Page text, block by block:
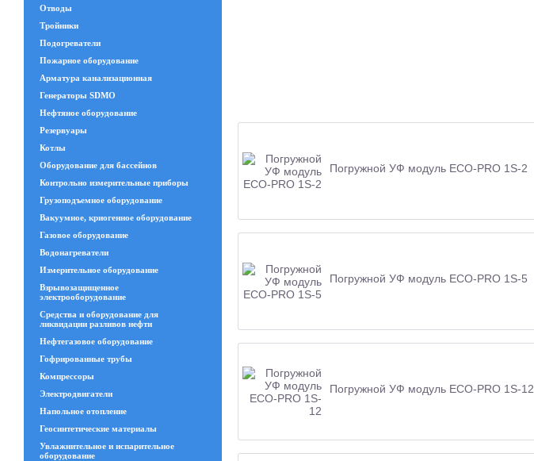
Отводы
Тройники
Подогреватели
Пожарное оборудование
Арматура канализационная
Генераторы SDMO
Нефтяное оборудование
Резервуары
Котлы
Оборудование для бассейнов
Контрольно измерительные приборы
Грузоподъемное оборудование
Вакуумное, криогенное оборудование
Газовое оборудование
Водонагреватели
Измерительное оборудование
Взрывозащищенное
электрооборудование
Средства и оборудование для
ликвидации разливов нефти
Нефтегазовое оборудование
Гофрированные трубы
Компрессоры
Электродвигатели
Напольное отопление
Геосинтетические материалы
Увлажнительное и испарительное
оборудование
Погружной УФ модуль ECO-PRO 1S-2
Погружной УФ модуль ECO-PRO 1S-5
Погружной УФ модуль ECO-PRO 1S-12